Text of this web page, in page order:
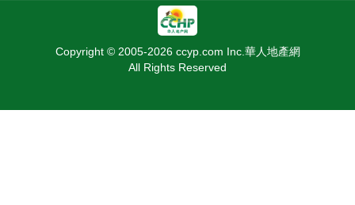
Copyright © 2005-2026 ccyp.com Inc.華人地產網
All Rights Reserved